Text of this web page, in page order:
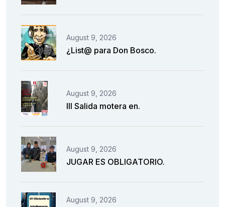
August 9, 2026
¿List@ para Don Bosco.
August 9, 2026
III Salida motera en.
August 9, 2026
JUGAR ES OBLIGATORIO.
August 9, 2026